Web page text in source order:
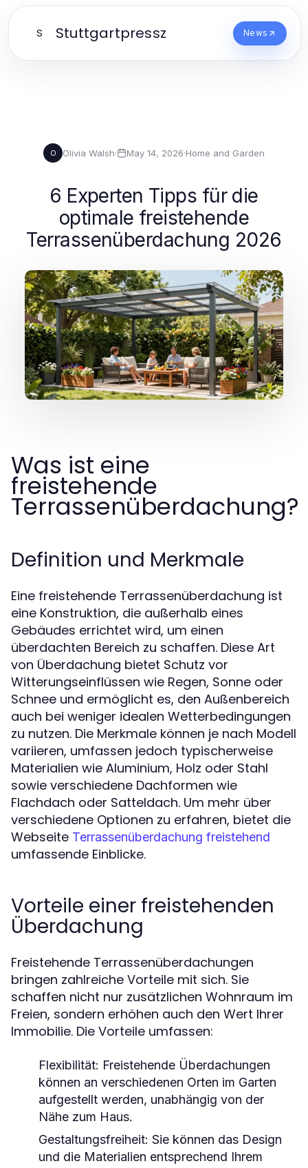
S Stuttgartpressz News
O Olivia Walsh· May 14, 2026·Home and Garden
6 Experten Tipps für die
optimale freistehende
Terrassenüberdachung 2026
Was ist eine
freistehende
Terrassenüberdachung?
Definition und Merkmale
Eine freistehende Terrassenüberdachung ist
eine Konstruktion, die außerhalb eines
Gebäudes errichtet wird, um einen
überdachten Bereich zu schaffen. Diese Art
von Überdachung bietet Schutz vor
Witterungseinflüssen wie Regen, Sonne oder
Schnee und ermöglicht es, den Außenbereich
auch bei weniger idealen Wetterbedingungen
zu nutzen. Die Merkmale können je nach Modell
variieren, umfassen jedoch typischerweise
Materialien wie Aluminium, Holz oder Stahl
sowie verschiedene Dachformen wie
Flachdach oder Satteldach. Um mehr über
verschiedene Optionen zu erfahren, bietet die
Webseite Terrassenüberdachung freistehend
umfassende Einblicke.
Vorteile einer freistehenden
Überdachung
Freistehende Terrassenüberdachungen
bringen zahlreiche Vorteile mit sich. Sie
schaffen nicht nur zusätzlichen Wohnraum im
Freien, sondern erhöhen auch den Wert Ihrer
Immobilie. Die Vorteile umfassen:
Flexibilität: Freistehende Überdachungen
können an verschiedenen Orten im Garten
aufgestellt werden, unabhängig von der
Nähe zum Haus.
Gestaltungsfreiheit: Sie können das Design
und die Materialien entsprechend Ihrem